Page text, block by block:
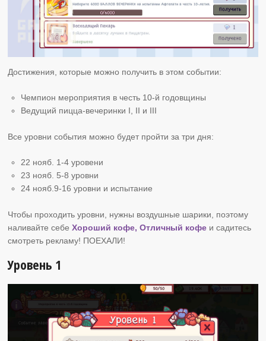
Достижения, которые можно получить в этом событии:
Чемпион мероприятия в честь 10-й годовщины
Ведущий пицца-вечеринки I, II и III
Все уровни события можно будет пройти за три дня:
22 нояб. 1-4 уровени
23 нояб. 5-8 уровни
24 нояб.9-16 уровни и испытание
Чтобы проходить уровни, нужны воздушные шарики, поэтому
наливайте себеХороший кофе, Отличный кофе и садитесь
смотреть рекламу! ПОЕХАЛИ!
Уровень 1